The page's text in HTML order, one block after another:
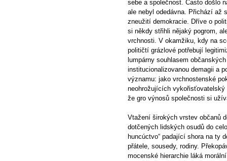
sebe a společnost. Často došlo
ale nebyl odedávna. Přichází až
zneužití demokracie. Dříve o
si někdy střihli nějaký pogrom,
vrchnosti. V okamžiku, kdy na
političtí grázlové potřebují
lumpárny souhlasem
institucionalizovanou demagii a
významu: jako vrchnostenské
neohrožujících
že gro výnosů společnosti si
Vtažení širokých vrstev občanů
dotčených lidských osudů do
huncúctvo“ padající shora na ty
přátele, sousedy, rodiny.
mocenské hierarchie láká